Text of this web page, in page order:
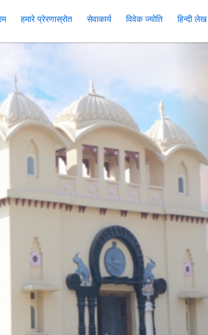
हमारे प्रेरणास्रोत सेवाकार्य विवेक ज्योति हिन्दी लेख